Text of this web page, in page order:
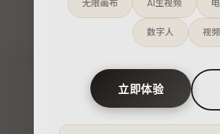
50+
核心功能
100x
效率提升
无限画布 AI生视频
数字人 视
立即体验